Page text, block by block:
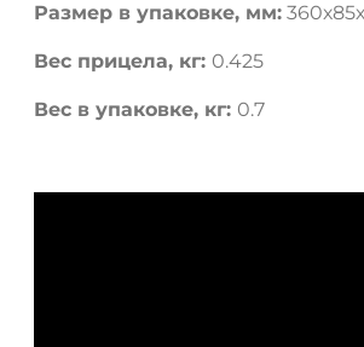
Размер в упаковке, мм:
Вес прицела, кг: 0.425
Вес в упаковке, кг: 0.7